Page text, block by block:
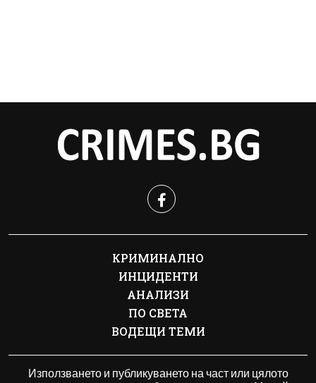
КРИМИНАЛНО
ИНЦИДЕНТИ
АНАЛИЗИ
ПО СВЕТА
ВОДЕЩИ ТЕМИ
Използването и публикуването на част или цялото